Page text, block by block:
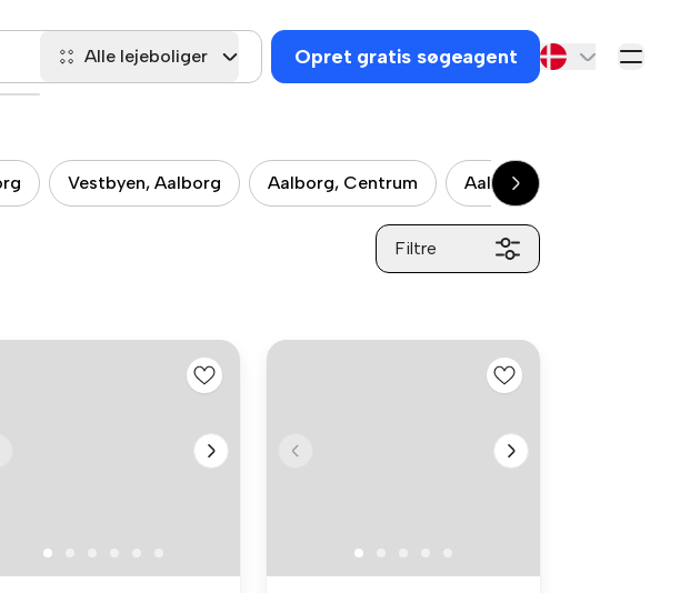
Alle lejeboliger Opret gratis søgeagent
Vestbyen, Aalborg Aalborg, Centrum Aalborg SV
Filtre